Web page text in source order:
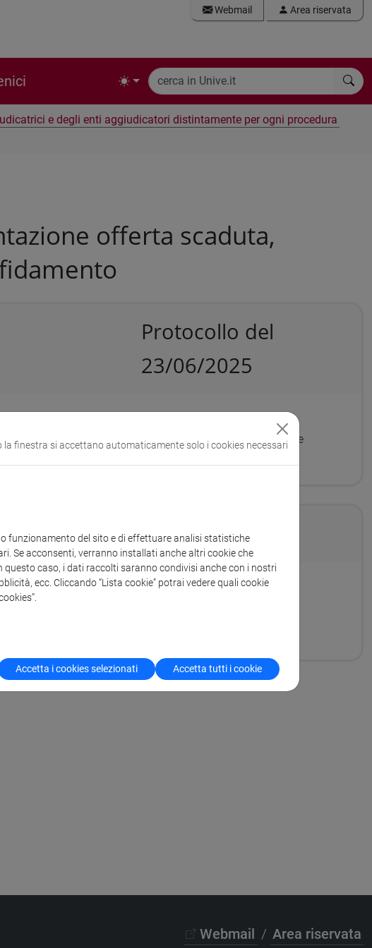
Webmail Area riservata
e degli enti aggiudicatori distintamente per ogni procedura
offerta scaduta,
Protocollo del
23/06/2025
e aspetti di business continuity in materia di prevenzione
Webmail / Area riservata
la finestra si accettano automaticamente solo i cookies necessari
funzionamento del sito e di effettuare analisi statistiche
Se acconsenti, verranno installati anche altri cookie che
caso, i dati raccolti saranno condivisi anche con i nostri
ecc. Cliccando “Lista cookie” potrai vedere quali cookie
Accetta i cookies selezionati Accetta tutti i cookie